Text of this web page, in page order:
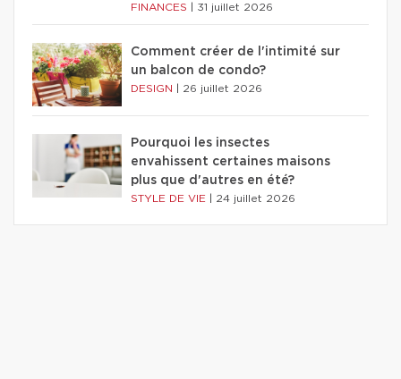
FINANCES 31 juillet 2026
Comment créer de l'intimité sur
un balcon de condo?
DESIGN 26 juillet 2026
Pourquoi les insectes
envahissent certaines maisons
plus que d'autres en été?
STYLE DE VIE 24 juillet 2026